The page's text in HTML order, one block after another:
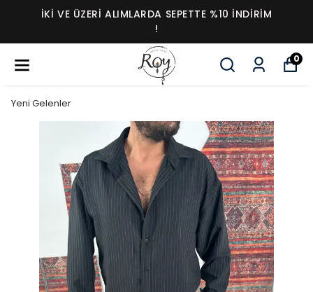
İKI VE ÜZERI ALIMLARDA SEPETTE %10 İNDIRIM
!
0
Yeni Gelenler